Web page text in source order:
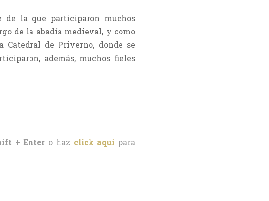
de la que participaron muchos
de la abadía medieval, y como
Catedral de Priverno, donde se
además, muchos fieles
+ Enter o haz click aquí para